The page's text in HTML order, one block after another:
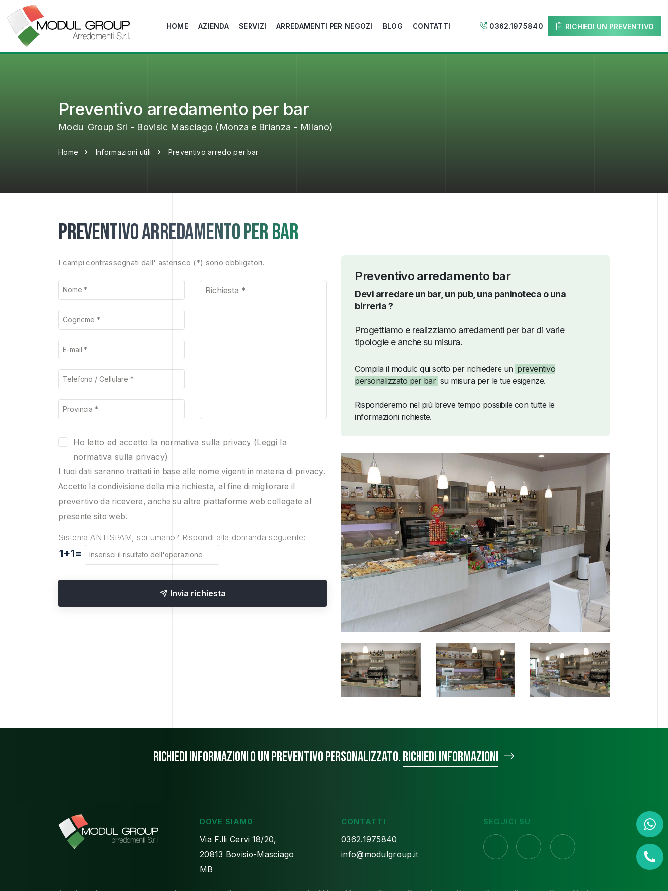
HOME AZIENDA SERVIZI ARREDAMENTI PER NEGOZI BLOG CONTATTI 0362.1975840 RICHIEDI UN PREVENTIVO
Preventivo arredamento per bar
Modul Group Srl - Bovisio Masciago (Monza e Brianza - Milano)
Home Informazioni utili Preventivo arredo per bar
Preventivo arredamento per bar
I campi contrassegnati dall' asterisco (*) sono obbligatori.
Ho letto ed accetto la normativa sulla privacy (Leggi la
normativa sulla privacy)
I tuoi dati saranno trattati in base alle nome vigenti in materia di privacy.
Accetto la condivisione della mia richiesta, al fine di migliorare il
preventivo da ricevere, anche su altre piattaforme web collegate al
presente sito web.
Sistema ANTISPAM, sei umano? Rispondi alla domanda seguente:
1+1=
Invia richiesta
Preventivo arredamento bar
Devi arredare un bar, un pub, una paninoteca o una
birreria ?
Progettiamo e realizziamo arredamenti per bardi varie
tipologie e anche su misura.
Compila il modulo qui sotto per richiedere un preventivo
personalizzato per bar su misura per le tue esigenze.
Risponderemo nel più breve tempo possibile con tutte le
informazioni richieste.
Richiedi informazioni o un preventivo personalizzato.Richiedi informazioni
DOVE SIAMO
Via F.lli Cervi 18/20,
20813 Bovisio-Masciago
MB
CONTATTI
0362.1975840
info@modulgroup.it
SEGUICI SU